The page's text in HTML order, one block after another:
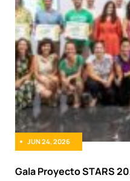
JUN 24, 2026
Gala Proyecto STARS